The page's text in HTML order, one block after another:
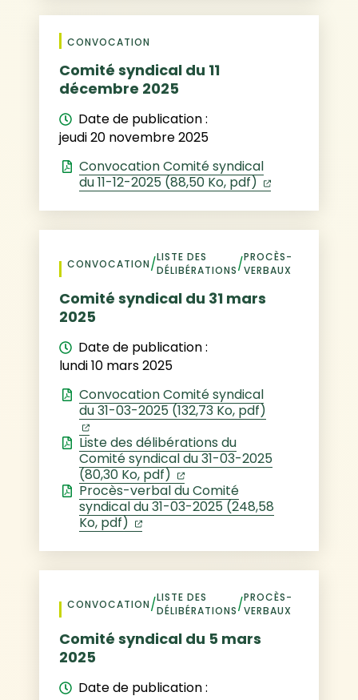
CONVOCATION
Comité syndical du 11
décembre 2025
Date de publication :
jeudi 20 novembre 2025
Convocation Comité syndical
du 11-12-2025 (88,50 Ko, pdf)
(ouverture
CONVOCATION/LISTE DES
DÉLIBÉRATIONS/PROCÈS-
VERBAUX
Comité syndical du 31 mars
2025
Date de publication :
lundi 10 mars 2025
Convocation Comité syndical
du 31-03-2025 (132,73 Ko, pdf)
(ouverture dans un nouvel onglet)
Liste des délibérations du
Comité syndical du 31-03-2025
(80,30 Ko, pdf)
(ouverture dans un nouvel
Procès-verbal du Comité
syndical du 31-03-2025 (248,58
Ko, pdf)
(ouverture dans un nouvel onglet)
CONVOCATION/LISTE DES
DÉLIBÉRATIONS/PROCÈS-
VERBAUX
Comité syndical du 5 mars
2025
Date de publication :